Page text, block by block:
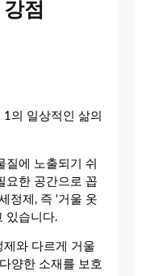
점
의 일상적인 삶의
질에 노출되기 쉬
요한 공간으로 꼽
정제, 즉 ‘거울 옷
있습니다.
와 다르게 거울
양한 소재를 보호